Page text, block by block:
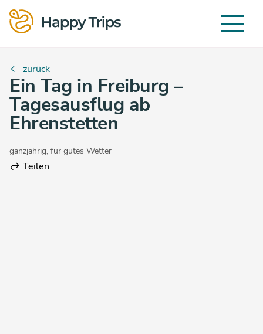
zurück
Ein Tag in Freiburg –
Tagesausflug ab
Ehrenstetten
ganzjährig, für gutes Wetter
Teilen